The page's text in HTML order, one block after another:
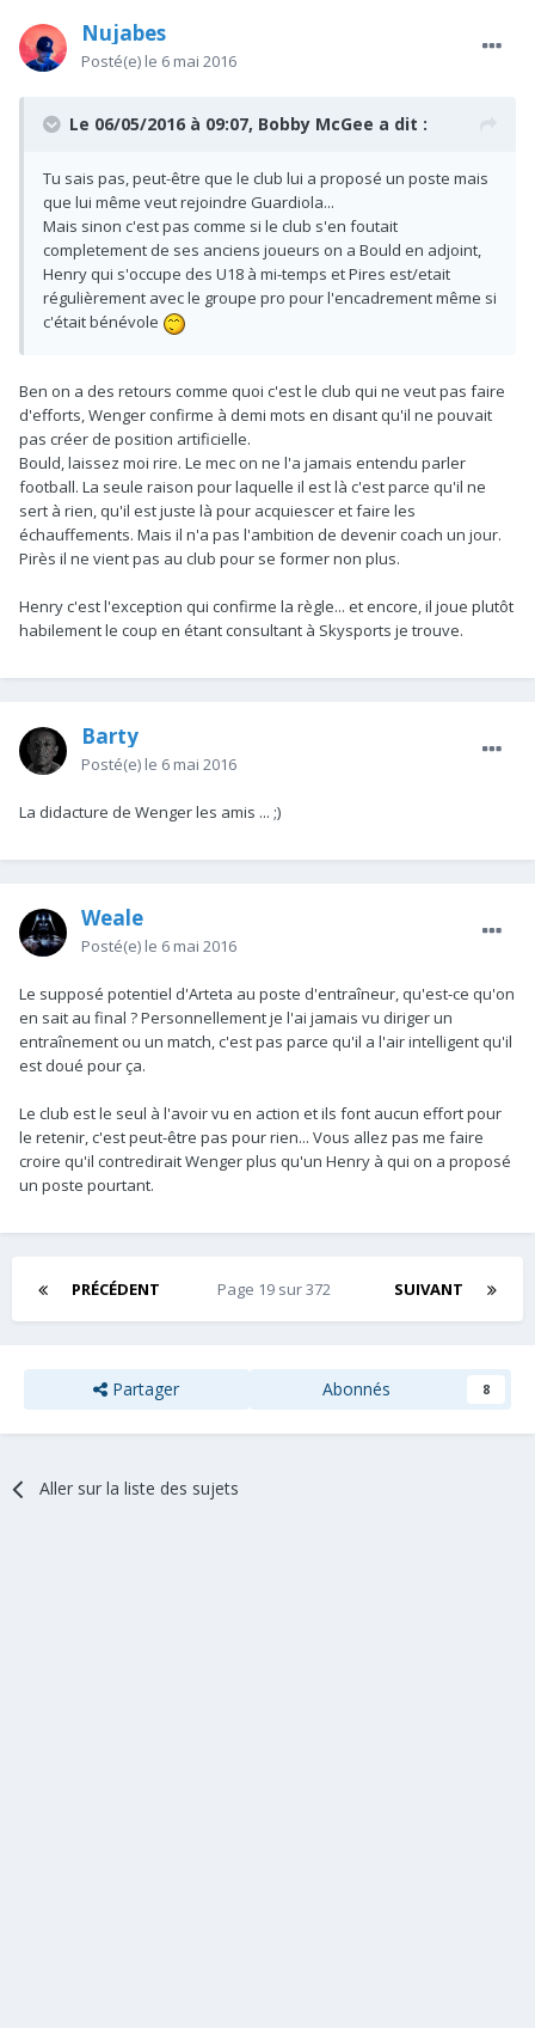
Nujabes
Posté(e) le 6 mai 2016
Le 06/05/2016 à 09:07, Bobby McGee a dit :
Tu sais pas, peut-être que le club lui a proposé un poste mais
que lui même veut rejoindre Guardiola...
Mais sinon c'est pas comme si le club s'en foutait
completement de ses anciens joueurs on a Bould en adjoint,
Henry qui s'occupe des U18 à mi-temps et Pires est/etait
régulièrement avec le groupe pro pour l'encadrement même si
c'était bénévole
Ben on a des retours comme quoi c'est le club qui ne veut pas faire
d'efforts, Wenger confirme à demi mots en disant qu'il ne pouvait
pas créer de position artificielle.
Bould, laissez moi rire. Le mec on ne l'a jamais entendu parler
football. La seule raison pour laquelle il est là c'est parce qu'il ne
sert à rien, qu'il est juste là pour acquiescer et faire les
échauffements. Mais il n'a pas l'ambition de devenir coach un jour.
Pirès il ne vient pas au club pour se former non plus.
Henry c'est l'exception qui confirme la règle... et encore, il joue plutôt
habilement le coup en étant consultant à Skysports je trouve.
Barty
Posté(e) le 6 mai 2016
La didacture de Wenger les amis ... ;)
Weale
Posté(e) le 6 mai 2016
Le supposé potentiel d'Arteta au poste d'entraîneur, qu'est-ce qu'on
en sait au final ? Personnellement je l'ai jamais vu diriger un
entraînement ou un match, c'est pas parce qu'il a l'air intelligent qu'il
est doué pour ça.
Le club est le seul à l'avoir vu en action et ils font aucun effort pour
le retenir, c'est peut-être pas pour rien... Vous allez pas me faire
croire qu'il contredirait Wenger plus qu'un Henry à qui on a proposé
un poste pourtant.
PRÉCÉDENT SUIVANT
Page 19 sur 372
Partager Abonnés 8
Aller sur la liste des sujets